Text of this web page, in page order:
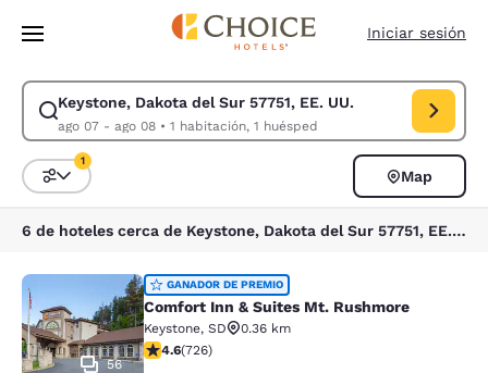
Pasar A Contenido Principal
Iniciar sesión
Keystone, Dakota del Sur 57751, EE. UU.
ago 07 - ago 08• 1 habitación, 1 huésped
Modificar la búsqueda de Keystone, Dakota del Sur 57751, EE. UU..
Ordenar y filtrar
1
Map
6 de hoteles cerca de Keystone, Dakota del Sur 57751, EE. UU. coinciden con tus filtros
Comfort Inn & Suites Mt. Rushmore
56
GANADOR DE PREMIO
Comfort Inn & Suites Mt. Rushmore
Keystone, SD
0.36 km
calificación de 4.56 estrellas. Excelente. 726 reseñas
4.6(726)